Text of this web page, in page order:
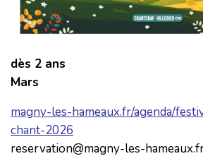
dès 2 ans
Mars
magny-les-hameaux.fr/agenda/
chant-2026
reservation@magny-les-